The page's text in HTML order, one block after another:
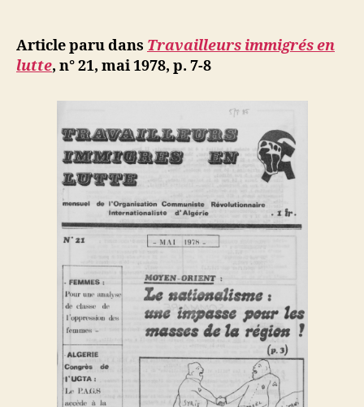
PAGS
Article paru dans Travailleurs immigrés en
lutte, n° 21, mai 1978, p. 7-8